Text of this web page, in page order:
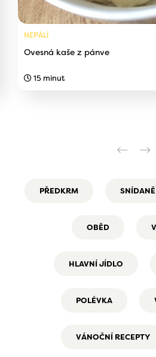
NEPÁLÍ
Ovesná kaše z pánve
15 minut
PŘEDKRM SNÍDANĚ
OBĚD
HLAVNÍ JÍDLO
POLÉVKA
VÁNOČNÍ RECEPTY